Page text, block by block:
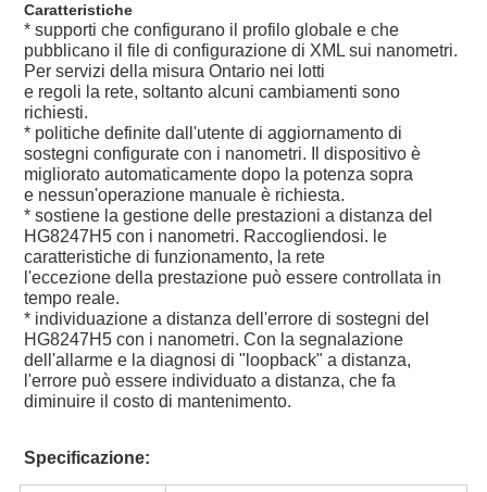
Caratteristiche
* supporti che configurano il profilo globale e che
pubblicano il file di configurazione di XML sui nanometri.
Per servizi della misura Ontario nei lotti
e regoli la rete, soltanto alcuni cambiamenti sono
richiesti.
* politiche definite dall'utente di aggiornamento di
sostegni configurate con i nanometri. Il dispositivo è
migliorato automaticamente dopo la potenza sopra
e nessun'operazione manuale è richiesta.
* sostiene la gestione delle prestazioni a distanza del
HG8247H5 con i nanometri. Raccogliendosi. le
caratteristiche di funzionamento, la rete
l'eccezione della prestazione può essere controllata in
tempo reale.
* individuazione a distanza dell'errore di sostegni del
HG8247H5 con i nanometri. Con la segnalazione
dell'allarme e la diagnosi di "loopback" a distanza,
l'errore può essere individuato a distanza, che fa
diminuire il costo di mantenimento.
Specificazione: